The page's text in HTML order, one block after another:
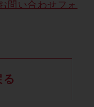
問い合わせフォ